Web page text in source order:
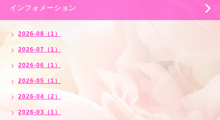
インフォメーション
2026-08（1）
2026-07（1）
2026-06（1）
2026-05（1）
2026-04（2）
2026-03（1）